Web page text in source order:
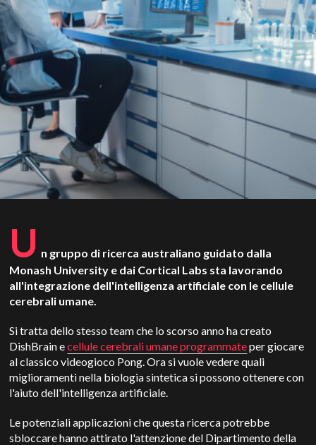
U n gruppo di ricerca australiano guidato dalla
Monash University e dai Cortical Labs sta lavorando
all'integrazione dell'intelligenza artificiale con le cellule
cerebrali umane.
Si tratta dello stesso team che lo scorso anno ha creato
DishBrain ecellule cerebrali umane programmateper giocare
al classico videogioco Pong. Ora si vuole vedere quali
miglioramenti nella biologia sintetica si possono ottenere con
l'aiuto dell'intelligenza artificiale.
Le potenziali applicazioni che questa ricerca potrebbe
sbloccare hanno attirato l'attenzione del Dipartimento della